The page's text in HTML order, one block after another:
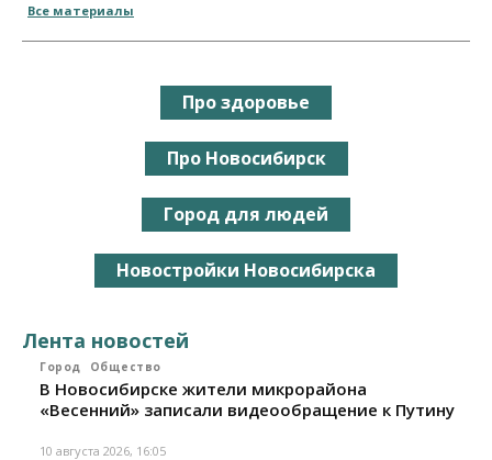
Все материалы
Про здоровье
Про Новосибирск
Город для людей
Новостройки Новосибирска
Лента новостей
Город Общество
В Новосибирске жители микрорайона
«Весенний» записали видеообращение к Путину
10 августа 2026, 16:05